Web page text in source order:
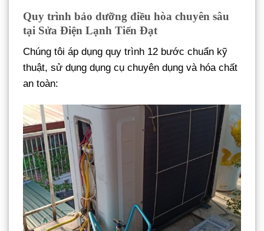
Quy trình bảo dưỡng điều hòa chuyên sâu
tại Sửa Điện Lạnh Tiến Đạt
Chúng tôi áp dụng quy trình 12 bước chuẩn kỹ
thuật, sử dụng dụng cụ chuyên dụng và hóa chất
an toàn: